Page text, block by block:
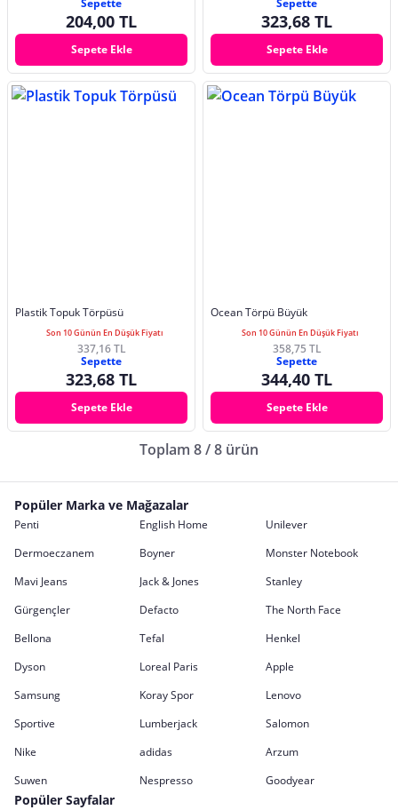
Sepette
204,00 TL
Sepete Ekle
Sepette
323,68 TL
Sepete Ekle
Plastik Topuk Törpüsü
Son 10 Günün En Düşük Fiyatı
337,16 TL
Sepette
323,68 TL
Sepete Ekle
Ocean Törpü Büyük
Son 10 Günün En Düşük Fiyatı
358,75 TL
Sepette
344,40 TL
Sepete Ekle
Toplam 8 / 8 ürün
Popüler Marka ve Mağazalar
Penti English Home
Unilever
Dermoeczanem
Boyner
Monster Notebook
Mavi Jeans
Jack & Jones
Stanley
Gürgençler
Defacto
The North Face
Bellona
Tefal
Henkel
Dyson
Loreal Paris
Apple
Samsung
Koray Spor
Lenovo
Sportive
Lumberjack
Salomon
Nike
adidas
Arzum
Suwen
Nespresso Goodyear
Popüler Sayfalar